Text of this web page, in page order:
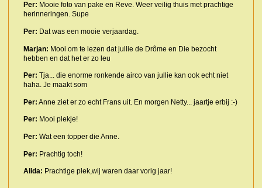
Per: Mooie foto van pake en Reve. Weer veilig thuis met prachtige
herinneringen. Supe
Per: Dat was een mooie verjaardag.
Marjan: Mooi om te lezen dat jullie de Drôme en Die bezocht
hebben en dat het er zo leu
Per: Tja... die enorme ronkende airco van jullie kan ook echt niet
haha. Je maakt som
Per: Anne ziet er zo echt Frans uit. En morgen Netty... jaartje erbij :-)
Per: Mooi plekje!
Per: Wat een topper die Anne.
Per: Prachtig toch!
Alida: Prachtige plek,wij waren daar vorig jaar!